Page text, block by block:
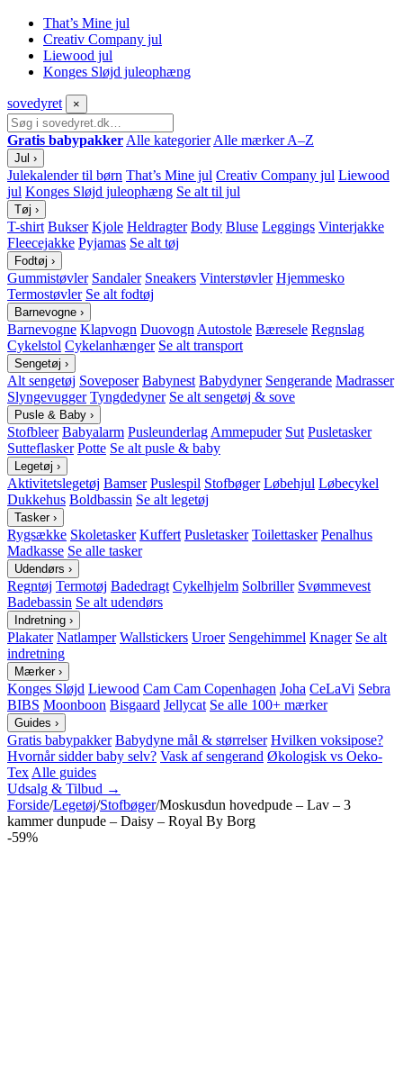
That’s Mine jul
Creativ Company jul
Liewood jul
Konges Sløjd juleophæng
sovedyret ×
Gratis babypakker Alle kategorier Alle mærker A–Z
Jul ›
Julekalender til børn That’s Mine jul Creativ Company jul Liewood
jul Konges Sløjd juleophæng Se alt til jul
Tøj ›
T-shirt Bukser Kjole Heldragter Body Bluse Leggings Vinterjakke
Fleecejakke Pyjamas Se alt tøj
Fodtøj ›
Gummistøvler Sandaler Sneakers Vinterstøvler Hjemmesko
Termostøvler Se alt fodtøj
Barnevogne ›
Barnevogne Klapvogn Duovogn Autostole Bæresele Regnslag
Cykelstol Cykelanhænger Se alt transport
Sengetøj ›
Alt sengetøj Soveposer Babynest Babydyner Sengerande Madrasser
Slyngevugger Tyngdedyner Se alt sengetøj & sove
Pusle & Baby ›
Stofbleer Babyalarm Pusleunderlag Ammepuder Sut Pusletasker
Sutteflasker Potte Se alt pusle & baby
Legetøj ›
Aktivitetslegetøj Bamser Puslespil Stofbøger Løbehjul Løbecykel
Dukkehus Boldbassin Se alt legetøj
Tasker ›
Rygsække Skoletasker Kuffert Pusletasker Toilettasker Penalhus
Madkasse Se alle tasker
Udendørs ›
Regntøj Termotøj Badedragt Cykelhjelm Solbriller Svømmevest
Badebassin Se alt udendørs
Indretning ›
Plakater Natlamper Wallstickers Uroer Sengehimmel Knager Se alt
indretning
Mærker ›
Konges Sløjd Liewood Cam Cam Copenhagen Joha CeLaVi Sebra
BIBS Moonboon Bisgaard Jellycat Se alle 100+ mærker
Guides ›
Gratis babypakker Babydyne mål & størrelser Hvilken voksipose?
Hvornår sidder baby selv? Vask af sengerand Økologisk vs Oeko-
Tex Alle guides
Udsalg & Tilbud →
Forside/Legetøj/Stofbøger/Moskusdun hovedpude – Lav – 3
kammer dunpude – Daisy – Royal By Borg
-59%